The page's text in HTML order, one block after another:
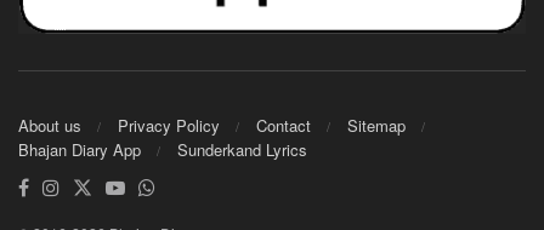
About us Privacy Policy Contact
Sitemap
Bhajan Diary App
Sunderkand Lyrics